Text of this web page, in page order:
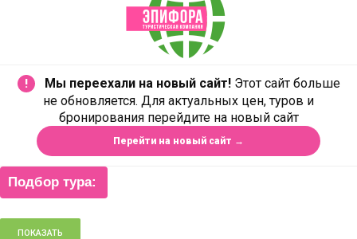
! Мы переехали на новый сайт!Этот сайт больше
не обновляется. Для актуальных цен, туров и
бронирования перейдите на новый сайт
Перейти на новый сайт →
Подбор тура: